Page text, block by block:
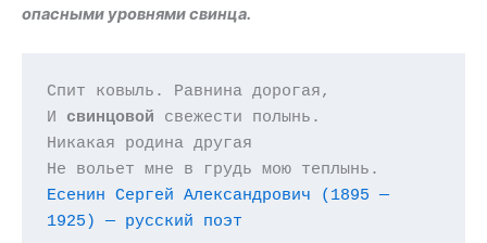
опасными уровнями свинца.
Спит ковыль. Равнина дорогая,
И свинцовой свежести полынь.
Никакая родина другая
Есенин Сергей Александрович (1895 —
1925) — русский поэт